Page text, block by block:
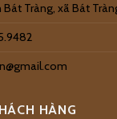
Tràng, xã Bát
HÀNG